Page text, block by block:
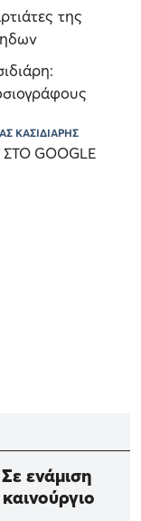
της
ΚΑΣΙΔΙΑΡΗΣ
GOOGLE
ενάμιση